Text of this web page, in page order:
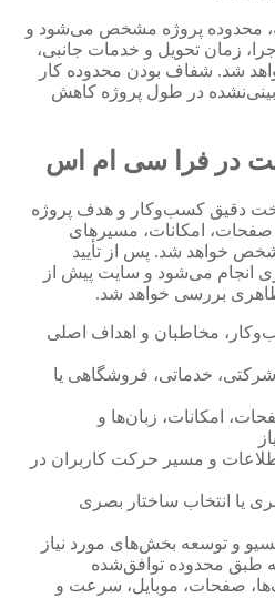
محدوده پروژه مشخص می‌شود و
زمان تحویل و خدمات جانبی،
شد. شفاف بودن محدوده کار
در طول پروژه کاهش
در فرا سی ام اس
دقیق کسب‌وکار و هدف پروژه
امکانات، مسیرهای
خواهد شد. پس از تأیید
انجام می‌شود و سایت پیش از
ظاهری بررسی خواهد شد.
مخاطبان و اهداف اصلی
خدماتی، فروشگاهی یا
امکانات، زبان‌ها و
و مسیر حرکت کاربران در
یا انتخاب ساختار بصری
و توسعه بخش‌های مورد نیاز
طبق محدوده توافق‌شده
صفحات، موبایل، سرعت و